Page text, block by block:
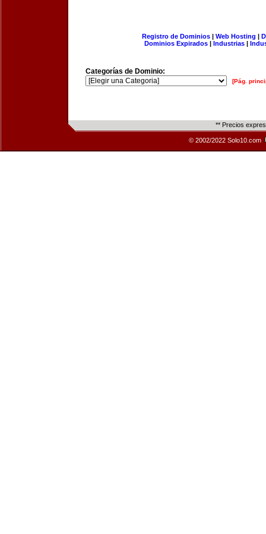
Registro de Dominios| Web Hosting |
Dominios Expirados | Industrias |
Categorías de Dominio:
[Pág.
** Precios
© 2002/2022 Solo10.com